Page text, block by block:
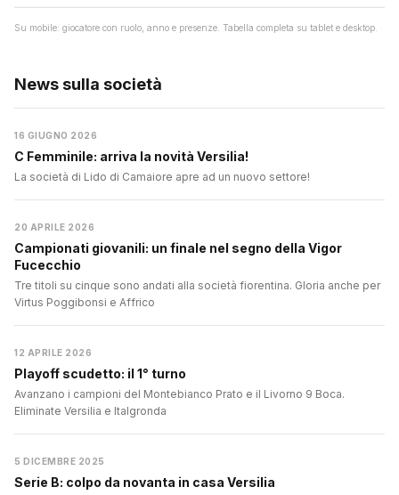
Su mobile: giocatore con ruolo, anno e presenze. Tabella completa su tablet e desktop.
News sulla società
16 GIUGNO 2026
C Femminile: arriva la novità Versilia!
La società di Lido di Camaiore apre ad un nuovo settore!
20 APRILE 2026
Campionati giovanili: un finale nel segno della Vigor
Fucecchio
Tre titoli su cinque sono andati alla società fiorentina. Gloria anche per
Virtus Poggibonsi e Affrico
12 APRILE 2026
Playoff scudetto: il 1° turno
Avanzano i campioni del Montebianco Prato e il Livorno 9 Boca.
Eliminate Versilia e Italgronda
5 DICEMBRE 2025
Serie B: colpo da novanta in casa Versilia